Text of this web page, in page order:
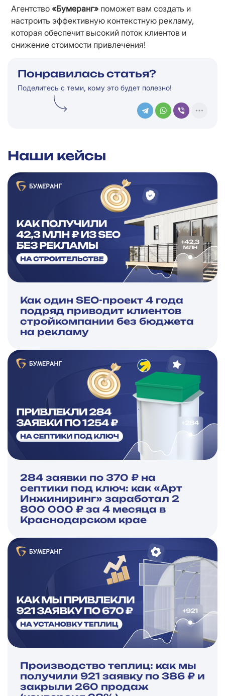
Агентство «Бумеранг» поможет вам создать и
настроить эффективную контекстную рекламу,
которая обеспечит высокий поток клиентов и
снижение стоимости привлечения!
Понравилась статья?
Поделитесь с теми, кому это будет полезно!
Наши кейсы
Как один SEO-проект 4 года
подряд приводит клиентов
стройкомпании без бюджета
на рекламу
284 заявки по 370 ₽ на
септики под ключ: как «Арт
Инжиниринг» заработал 2
800 000 ₽ за 4 месяца в
Краснодарском крае
Производство теплиц: как мы
получили 921 заявку по 386 ₽ и
закрыли 260 продаж